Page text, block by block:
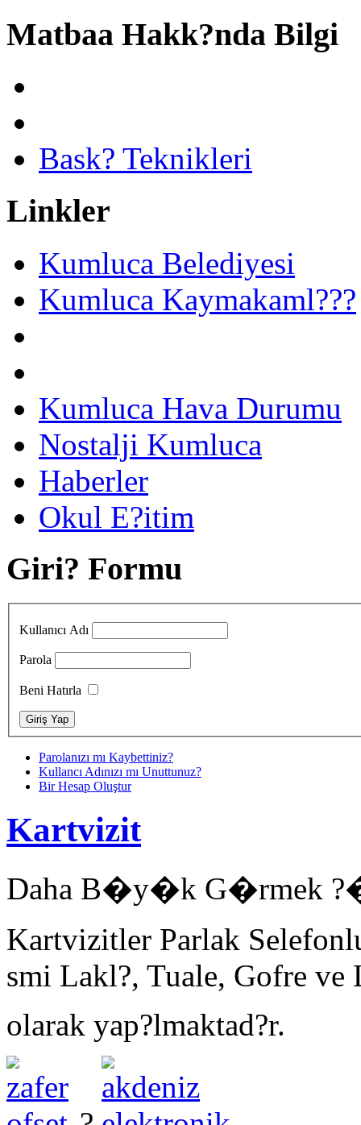
Matbaa Hakk?nda Bilgi
Bask? Teknikleri
Linkler
Kumluca Belediyesi
Kumluca Kaymakaml???
Kumluca Hava Durumu
Nostalji Kumluca
Haberler
Okul E?itim
Giri? Formu
Kullanıcı Adı
Parola
Beni Hatırla
Parolanızı mı Kaybettiniz?
Kullancı Adınızı mı Unuttunuz?
Bir Hesap Oluştur
Kartvizit
Daha B�y�k G�rmek
Kartvizitler Parlak
smi Lakl?, Tuale, Gofre ve
olarak yap?lmaktad?r.